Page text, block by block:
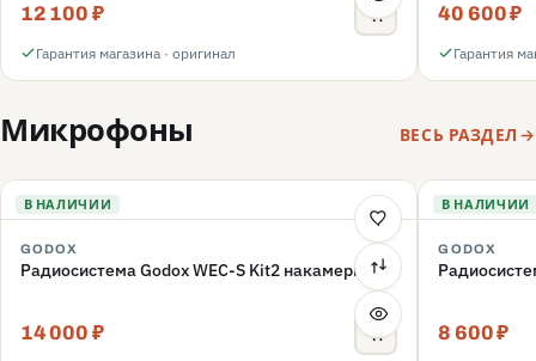
12 100 ₽
Гарантия магазина · оригинал
40 600 ₽
Гарантия
Микрофоны ВЕСЬ РАЗДЕЛ
В НАЛИЧИИ
GODOX
Радиосистема Godox WEC-S Kit2 накамерная
14 000 ₽
В НАЛИЧИИ
GODOX
8 600 ₽